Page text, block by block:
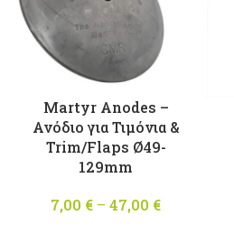
Martyr Anodes –
Ανόδιo για Τιμόνια &
Trim/Flaps Ø49-
129mm
7,00 € – 47,00 €